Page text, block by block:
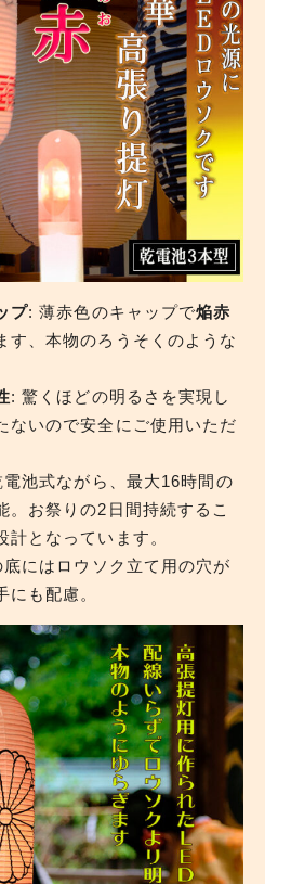
プ: 薄赤色のキャップで焔赤
す、本物のろうそくのような
: 驚くほどの明るさを実現し
ないので安全にご使用いただ
電池式ながら、最大16時間の
。お祭りの2日間持続するこ
計となっています。
にはロウソク立て用の穴が
にも配慮。